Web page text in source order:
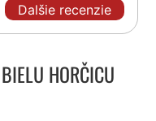
Dalšie recenzie
HORČICU